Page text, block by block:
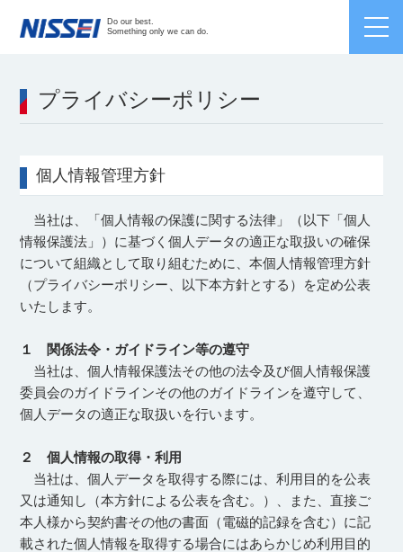
Do our best.
Something only we can do.
プライバシーポリシー
個人情報管理方針
当社は、「個人情報の保護に関する法律」（以下「個人
情報保護法」）に基づく個人データの適正な取扱いの確保
について組織として取り組むために、本個人情報管理方針
（プライバシーポリシー、以下本方針とする）を定め公表
いたします。
１ 関係法令・ガイドライン等の遵守
当社は、個人情報保護法その他の法令及び個人情報保護
委員会のガイドラインその他のガイドラインを遵守して、
個人データの適正な取扱いを行います。
２ 個人情報の取得・利用
当社は、個人データを取得する際には、利用目的を公表
又は通知し（本方針による公表を含む。）、また、直接ご
本人様から契約書その他の書面（電磁的記録を含む）に記
載された個人情報を取得する場合にはあらかじめ利用目的